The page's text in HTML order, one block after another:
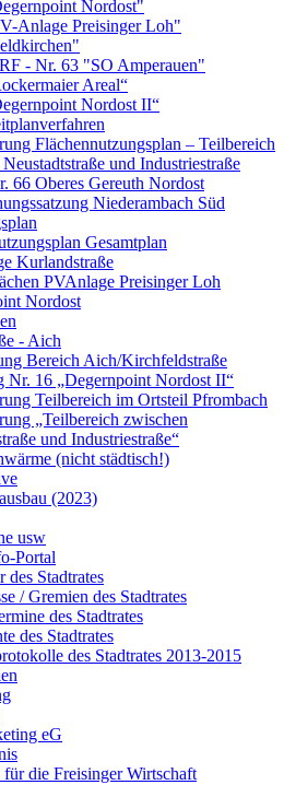
Nordost"
Anlage Preisinger Loh"
- Nr. 63 "SO Amperauen"
Areal“
Nordost II“
Flächennutzungsplan – Teilbereich
und Industriestraße
66 Oberes Gereuth Nordost
Niederambach Süd
Gesamtplan
Kurlandstraße
PV­Anlage Preisinger Loh
Nordost
- Aich
Bereich Aich/Kirchfeldstraße
Nr. 16 „Degernpoint Nordost II“
Teilbereich im Ortsteil Pfrombach
„Teilbereich zwischen
und Industriestraße“
(nicht städtisch!)
(2023)
usw
Portal
des Stadtrates
/ Gremien des Stadtrates
des Stadtrates
des Stadtrates
des Stadtrates 2013-2015
eG
die Freisinger Wirtschaft